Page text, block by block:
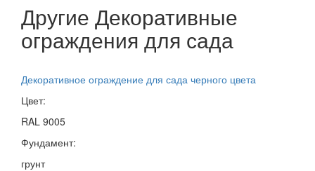
Другие Декоративные
ограждения для сада
Декоративное ограждение для сада черного цвета
Цвет:
RAL 9005
Фундамент:
грунт